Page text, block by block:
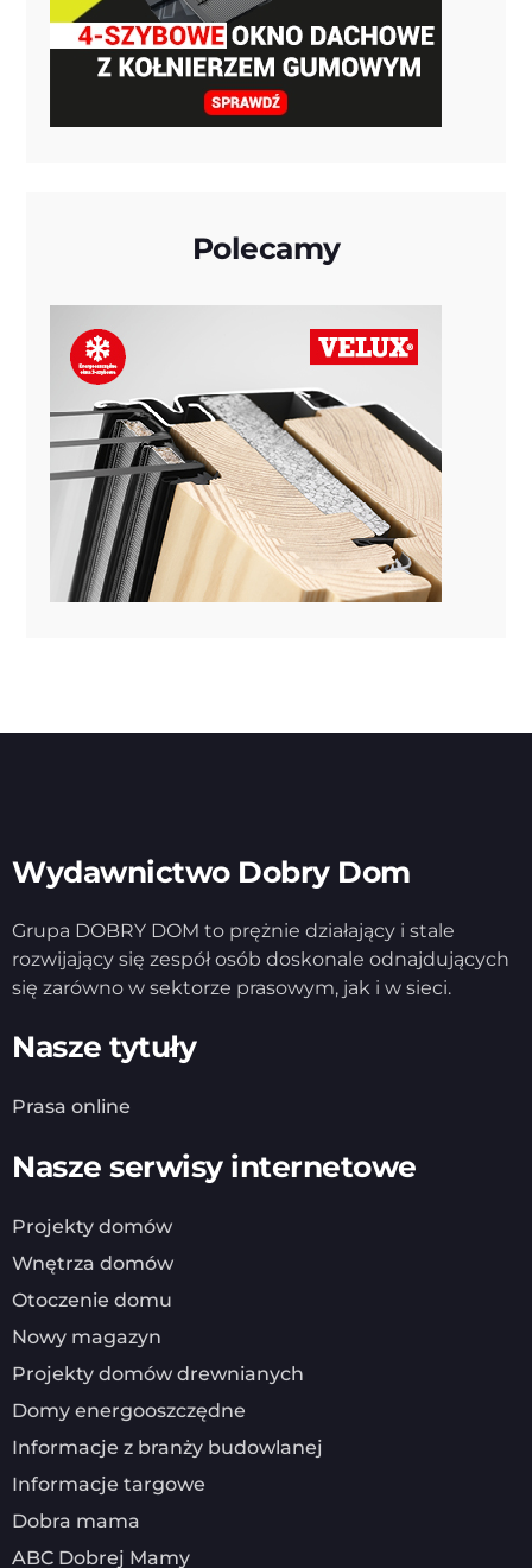
Polecamy
Wydawnictwo Dobry Dom
Grupa DOBRY DOM to prężnie działający i stale
rozwijający się zespół osób doskonale odnajdujących
się zarówno w sektorze prasowym, jak i w sieci.
Nasze tytuły
Prasa online
Nasze serwisy internetowe
Projekty domów
Wnętrza domów
Otoczenie domu
Nowy magazyn
Projekty domów drewnianych
Domy energooszczędne
Informacje z branży budowlanej
Informacje targowe
Dobra mama
ABC Dobrej Mamy